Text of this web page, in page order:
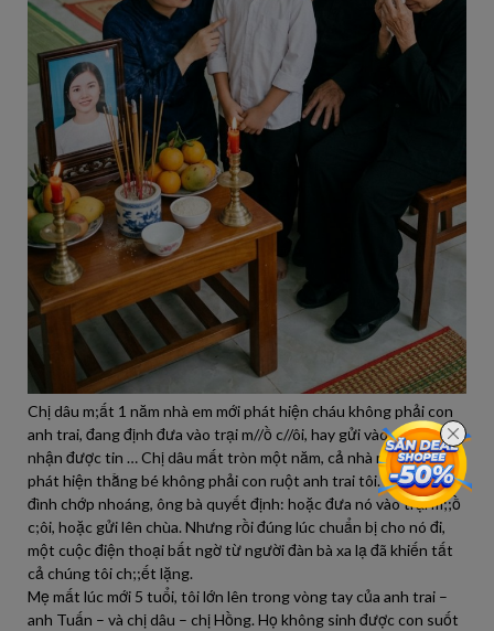
Chị dâu m;ất 1 năm nhà em mới phát hiện cháu không phải con
anh trai, đang định đưa vào trại m//ồ c//ôi, hay gửi vào chùa thì
nhận được tin … Chị dâu mất tròn một năm, cả nhà mới tá hỏa
phát hiện thằng bé không phải con ruột anh trai tôi. Họp gia
đình chớp nhoáng, ông bà quyết định: hoặc đưa nó vào trại m;;ồ
c;ôi, hoặc gửi lên chùa. Nhưng rồi đúng lúc chuẩn bị cho nó đi,
một cuộc điện thoại bất ngờ từ người đàn bà xa lạ đã khiến tất
cả chúng tôi ch;;ết lặng.
Mẹ mất lúc mới 5 tuổi, tôi lớn lên trong vòng tay của anh trai –
anh Tuấn – và chị dâu – chị Hồng. Họ không sinh được con suốt